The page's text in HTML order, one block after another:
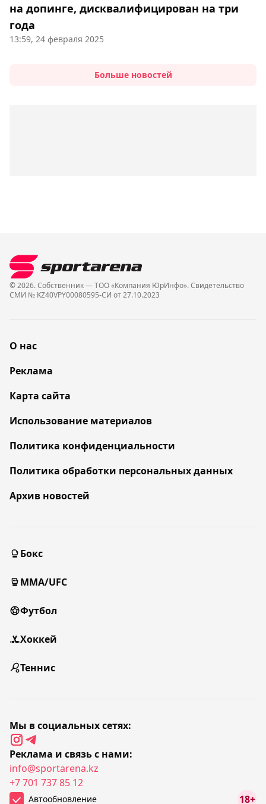
на допинге, дисквалифицирован на три
года
13:59, 24 февраля 2025
Больше новостей
© 2026. Собственник — ТОО «Компания ЮрИнфо». Cвидетельство
СМИ № KZ40VPY00080595-СИ от 27.10.2023
О нас
Реклама
Карта сайта
Использование материалов
Политика конфиденциальности
Политика обработки персональных данных
Архив новостей
Бокс
MMA/UFC
Футбол
Хоккей
Теннис
Мы в социальных сетях:
Реклама и связь с нами:
info@sportarena.kz
+7 701 737 85 12
Автообновление 18+